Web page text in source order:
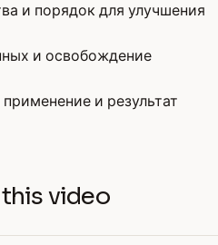
и порядок для улучшения
и освобождение
и результат
video